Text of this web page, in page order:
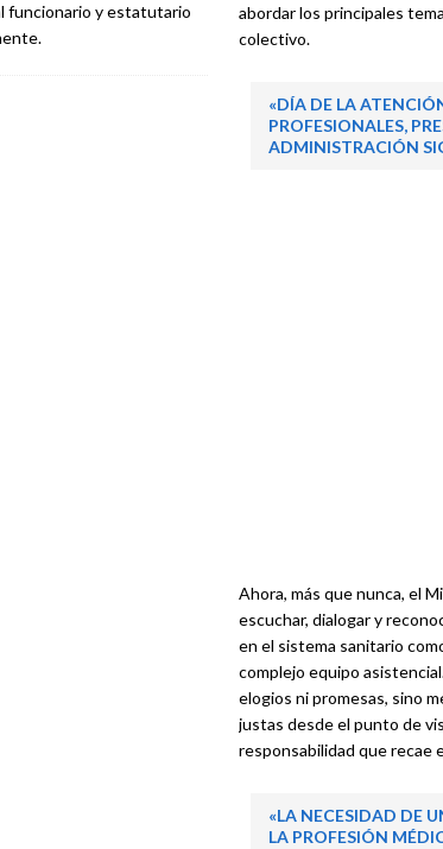
funcionario y estatutario
abordar los principales
colectivo.
«DÍA DE LA
PROFESIONALES,
ADMINISTRACIÓN
Ahora, más que nunca, el
escuchar, dialogar y
en el sistema sanitario
complejo equipo
elogios ni promesas, sino
justas desde el punto de
responsabilidad que recae
«LA NECESIDAD DE
LA PROFESIÓN